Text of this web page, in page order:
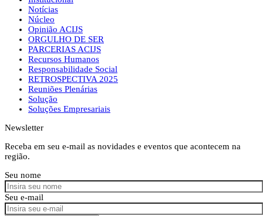
Notícias
Núcleo
Opinião ACIJS
ORGULHO DE SER
PARCERIAS ACIJS
Recursos Humanos
Responsabilidade Social
RETROSPECTIVA 2025
Reuniões Plenárias
Solução
Soluções Empresariais
Newsletter
Receba em seu e-mail as novidades e eventos que acontecem na
região.
Seu nome
Seu e-mail